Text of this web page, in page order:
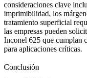
consideraciones clave
imprimibilidad, los
tratamiento superficial
las empresas pueden
Inconel 625 que cumplan
para aplicaciones críticas.
Conclusión